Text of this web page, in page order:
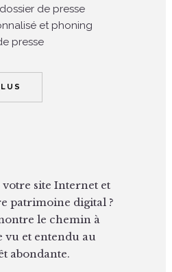
de presse
et phoning
presse
site Internet et
patrimoine digital ?
le chemin à
vu et entendu au
abondante.